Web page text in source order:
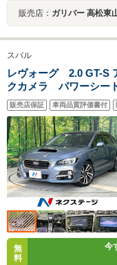
販売店： ガリバー 高松東
スバル
レヴォーグ 2.0 GT-S
クカメラ パワーシー
イトver3 LEDヘッ
インチAW
販売店保証 車両品質評価書付
無
料
今